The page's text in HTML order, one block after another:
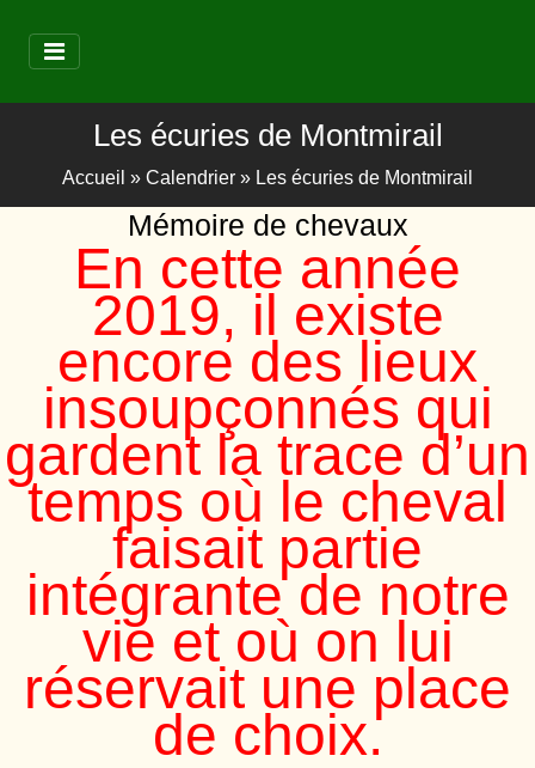
Les écuries de Montmirail
Accueil » Calendrier » Les écuries de Montmirail
Mémoire de chevaux
En cette année
2019, il existe
encore des lieux
insoupçonnés qui
gardent la trace d’un
temps où le cheval
faisait partie
intégrante de notre
vie et où on lui
réservait une place
de choix.